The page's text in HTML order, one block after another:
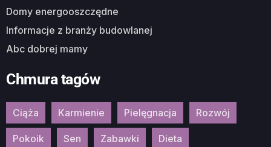
Domy energooszczędne
Informacje z branży budowlanej
Abc dobrej mamy
Chmura tagów
Ciąża Karmienie Pielęgnacja Rozwój
Pokoik Sen Zabawki Dieta